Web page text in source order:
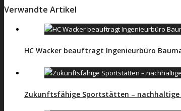
Verwandte Artikel
HC Wacker beauftragt Ingenieurbüro
Zukunftsfähige Sportstätten – nachhaltige